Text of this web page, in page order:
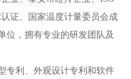
证、国家温度计量委员会成
位，拥有专业的研发团队及
专利、外观设计专利和软件